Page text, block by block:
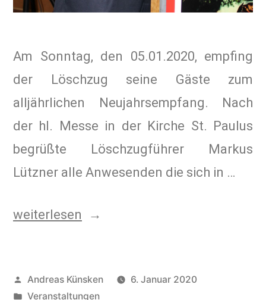
Am Sonntag, den 05.01.2020, empfing
der Löschzug seine Gäste zum
alljährlichen Neujahrsempfang. Nach
der hl. Messe in der Kirche St. Paulus
begrüßte Löschzugführer Markus
Lützner alle Anwesenden die sich in …
weiterlesen
Andreas Künsken
6. Januar 2020
Veranstaltungen